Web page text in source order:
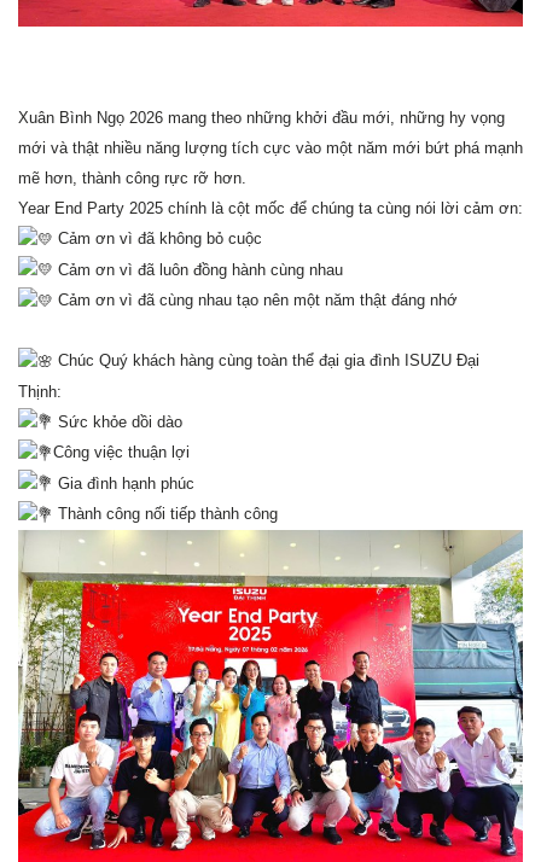
Xuân Bình Ngọ 2026 mang theo những khởi đầu mới, những hy vọng
mới và thật nhiều năng lượng tích cực vào một năm mới bứt phá mạnh
mẽ hơn, thành công rực rỡ hơn.
Year End Party 2025 chính là cột mốc để chúng ta cùng nói lời cảm ơn:
Cảm ơn vì đã không bỏ cuộc
Cảm ơn vì đã luôn đồng hành cùng nhau
Cảm ơn vì đã cùng nhau tạo nên một năm thật đáng nhớ
Chúc Quý khách hàng cùng toàn thể đại gia đình ISUZU Đại
Thịnh:
Sức khỏe dồi dào
Công việc thuận lợi
Gia đình hạnh phúc
Thành công nối tiếp thành công